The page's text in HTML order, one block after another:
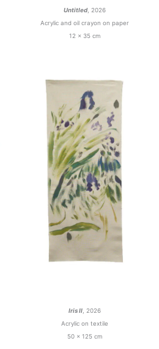
Untitled, 2026
Acrylic and oil crayon on paper
12 x 35 cm
Iris II, 2026
Acrylic on textile
50 x 125 cm